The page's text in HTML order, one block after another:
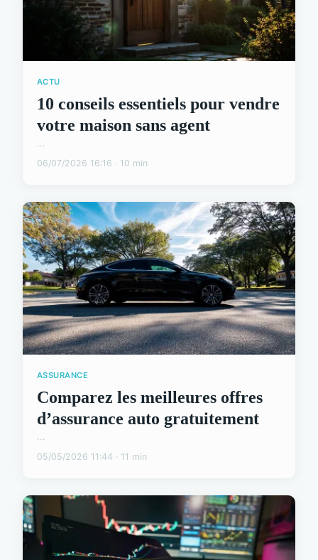
ACTU
10 conseils essentiels pour vendre
votre maison sans agent
...
06/07/2026 16:16 · 10 min
ASSURANCE
Comparez les meilleures offres
d’assurance auto gratuitement
...
05/05/2026 11:44 · 11 min